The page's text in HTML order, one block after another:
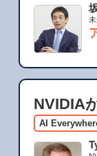
NVIDIA
AI